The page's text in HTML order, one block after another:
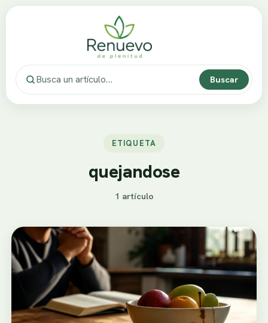
Buscar
ETIQUETA
quejandose
1 artículo